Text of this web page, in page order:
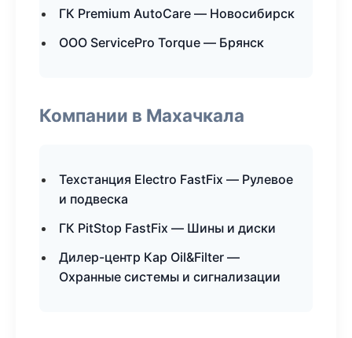
ГК Premium AutoCare — Новосибирск
ООО ServicePro Torque — Брянск
Компании в Махачкала
Техстанция Electro FastFix — Рулевое
и подвеска
ГК PitStop FastFix — Шины и диски
Дилер-центр Кар Oil&Filter —
Охранные системы и сигнализации